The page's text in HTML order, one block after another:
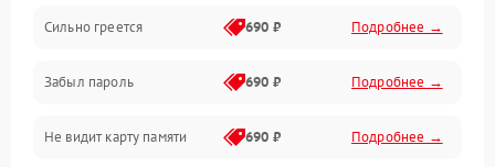
Дисплей
Экран (дисплей)
Связь
Сильно греется 690 ₽ Подробнее →
Забыл пароль 690 ₽ Подробнее →
Не видит карту памяти 690 ₽ Подробнее →